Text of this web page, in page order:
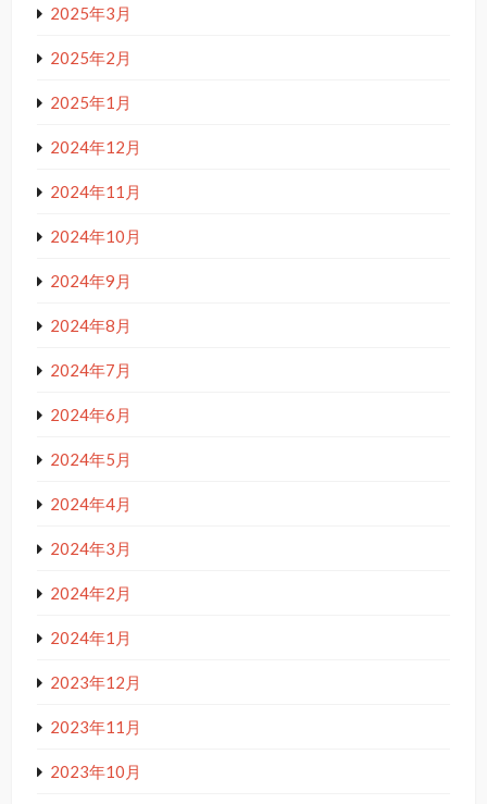
2025年3月
2025年2月
2025年1月
2024年12月
2024年11月
2024年10月
2024年9月
2024年8月
2024年7月
2024年6月
2024年5月
2024年4月
2024年3月
2024年2月
2024年1月
2023年12月
2023年11月
2023年10月